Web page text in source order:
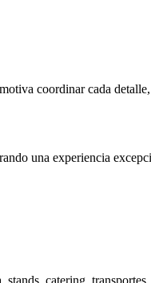
coordinar cada
una experiencia
catering,